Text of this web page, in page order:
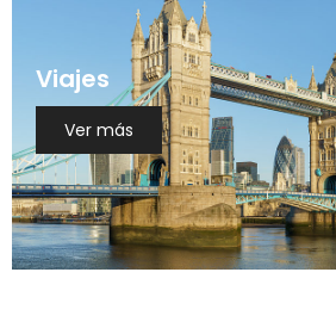
Viajes
Ver más